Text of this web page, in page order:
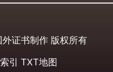
外证书制作 版权所有
引 TXT地图